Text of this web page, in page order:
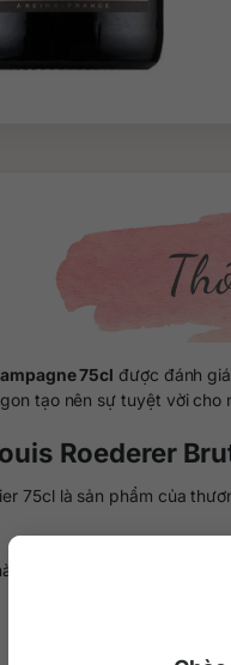
75cl được đánh
tạo nên sự tuyệt vời cho
Roederer
75cl là sản phẩm của
hòa và tinh tế đáng